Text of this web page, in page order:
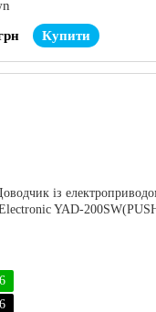
Купити
6
6